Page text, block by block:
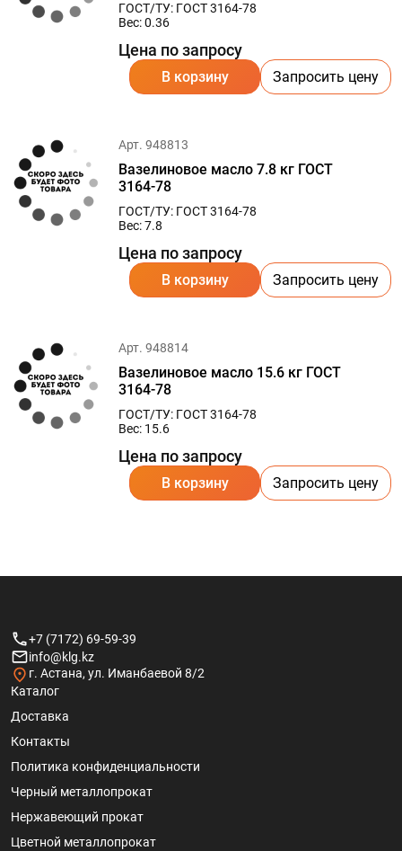
ГОСТ/ТУ: ГОСТ 3164-78
Вес: 0.36
Цена по запросу
В корзину Запросить цену
Арт. 948813
Вазелиновое масло 7.8 кг ГОСТ
3164-78
ГОСТ/ТУ: ГОСТ 3164-78
Вес: 7.8
Цена по запросу
В корзину Запросить цену
Арт. 948814
Вазелиновое масло 15.6 кг ГОСТ
3164-78
ГОСТ/ТУ: ГОСТ 3164-78
Вес: 15.6
Цена по запросу
В корзину Запросить цену
+7 (7172) 69-59-39
info@klg.kz
г. Астана, ул. Иманбаевой 8/2
Каталог
Доставка
Контакты
Политика конфиденциальности
Черный металлопрокат
Нержавеющий прокат
Цветной металлопрокат